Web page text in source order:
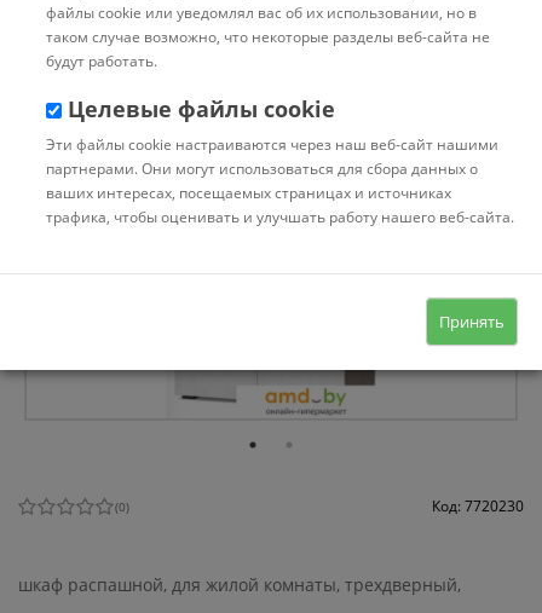
(0) Код: 7720230
шкаф распашной, для жилой комнаты, трехдверный,
файлы cookie или уведомлял вас об их использовании, но в
таком случае возможно, что некоторые разделы веб-сайта не
будут работать.
Целевые файлы cookie
Эти файлы cookie настраиваются через наш веб-сайт нашими
партнерами. Они могут использоваться для сбора данных о
ваших интересах, посещаемых страницах и источниках
трафика, чтобы оценивать и улучшать работу нашего веб-сайта.
Принять